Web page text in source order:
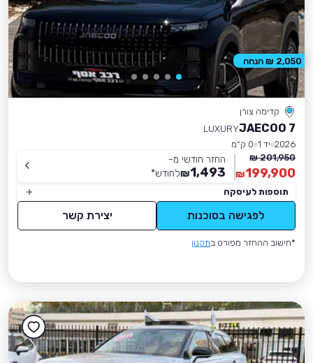
קדימה צורן
JAECOO 7
LUXURY
2026 יד 1
0 ק״מ
201,950 ₪
199,900
₪
החזר חודשי מ-
1,493
₪לחודש*
תוספות לעיסקה
לפגישה בסוכנות יצירת קשר
*חישוב ההחזר מפורט בתקנון
2,050 ₪ הנחה